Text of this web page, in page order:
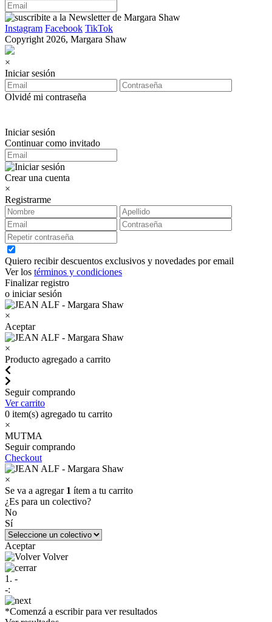
Instagram Facebook TikTok
Copyright 2026, Margara Shaw
×
Iniciar sesión
Olvidé mi contraseña
Iniciar sesión
Continuar como invitado
Crear una cuenta
×
Registrarme
Quiero recibir descuentos exclusivos y novedades por email
Ver los términos y condiciones
Finalizar registro
o iniciar sesión
×
Aceptar
×
Producto agregado a carrito
Seguir comprando
Ver carrito
0 item(s) agregado tu carrito
×
MUTMA
Seguir comprando
Checkout
×
Se va a agregar 1 ítem a tu carrito
¿Es para un colectivo?
No
Sí
Aceptar
Volver
1. -
-:
*Comenzá a escribir para ver resultados